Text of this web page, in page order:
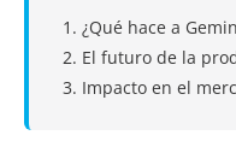
¿Qué hace a
El futuro de la
Impacto en el